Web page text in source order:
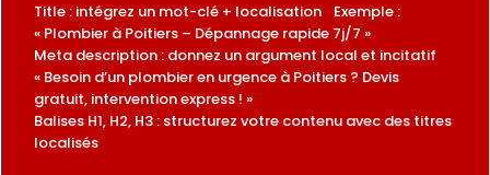
Title : intégrez un mot-clé + localisation Exemple :
« Plombier à Poitiers – Dépannage rapide 7j/7 »
Meta description : donnez un argument local et incitatif
« Besoin d’un plombier en urgence à Poitiers ? Devis
gratuit, intervention express ! »
Balises H1, H2, H3 : structurez votre contenu avec des titres
localisés